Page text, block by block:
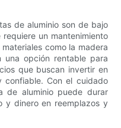
de aluminio son de bajo
un mantenimiento
como la madera
una opción rentable para
que buscan invertir en
confiable. Con el cuidado
de aluminio puede durar
y dinero en reemplazos y